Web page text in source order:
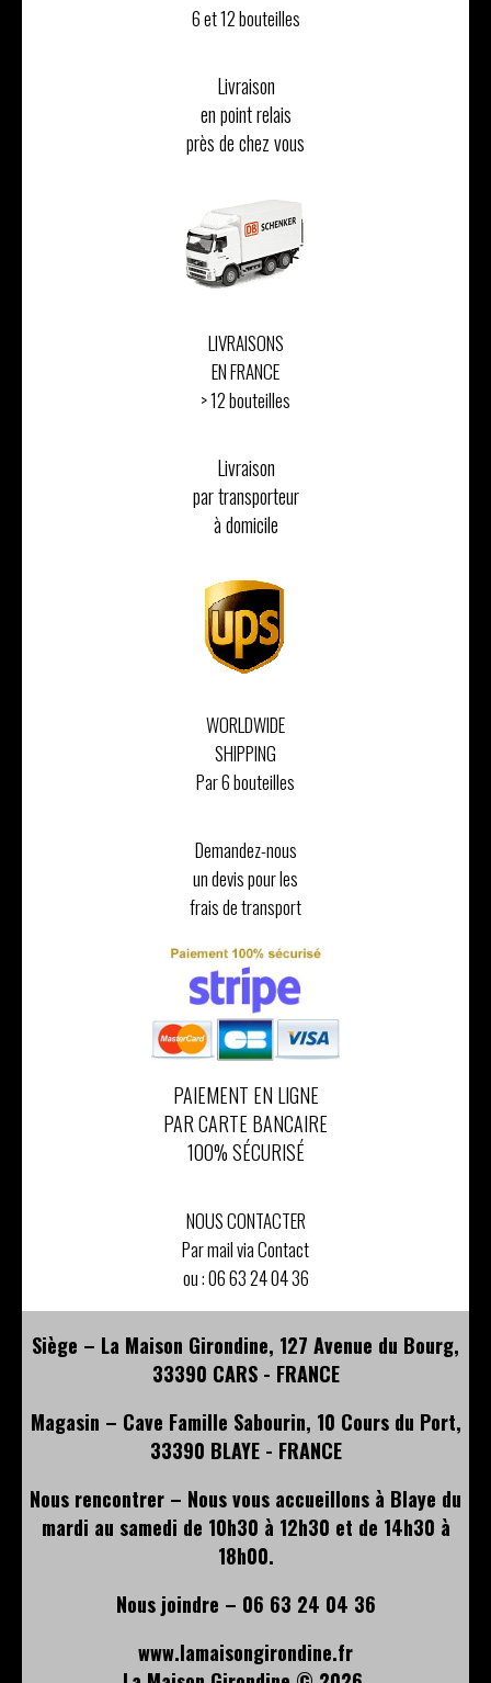
6 et 12 bouteilles
Livraison
en point relais
près de chez vous
LIVRAISONS
EN FRANCE
> 12 bouteilles
Livraison
par transporteur
à domicile
WORLDWIDE
SHIPPING
Par 6 bouteilles
Demandez-nous
un devis pour les
frais de transport
PAIEMENT EN LIGNE
PAR CARTE BANCAIRE
100% SÉCURISÉ
NOUS CONTACTER
Par mail via Contact
ou :06 63 24 04 36
Siège – La Maison Girondine, 127 Avenue du Bourg,
33390 CARS - FRANCE
Magasin – Cave Famille Sabourin, 10 Cours du Port,
33390 BLAYE - FRANCE
Nous rencontrer – Nous vous accueillons à Blaye du
mardi au samedi de 10h30 à 12h30 et de 14h30 à
18h00.
Nous joindre – 06 63 24 04 36
www.lamaisongirondine.fr